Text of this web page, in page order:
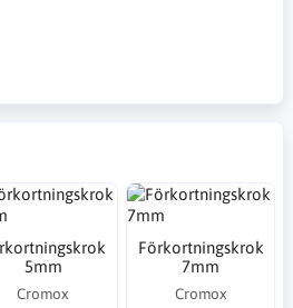
5mm
Cromox
Förkortningskrok
7mm
Cromox